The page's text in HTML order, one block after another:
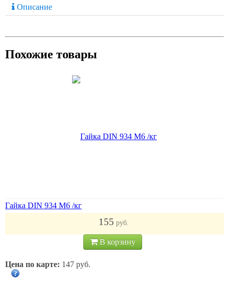
Описание
Похожие товары
Гайка DIN 934 M6 /кг
155 руб.
В корзину
Цена по карте: 147 руб.